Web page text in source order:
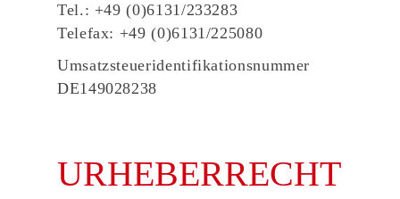
Tel.: +49 (0)6131/233283
Telefax: +49 (0)6131/225080
Umsatzsteueridentifikationsnummer
DE149028238
URHEBERRECHT